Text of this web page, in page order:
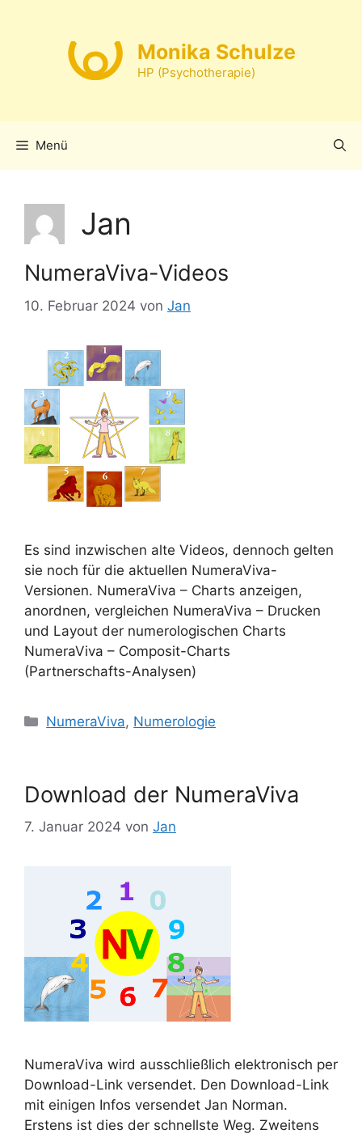
Monika Schulze
HP (Psychotherapie)
Menü
Jan
NumeraViva-Videos
10. Februar 2024 von Jan
Es sind inzwischen alte Videos, dennoch gelten
sie noch für die aktuellen NumeraViva-
Versionen. NumeraViva – Charts anzeigen,
anordnen, vergleichen NumeraViva – Drucken
und Layout der numerologischen Charts
NumeraViva – Composit-Charts
(Partnerschafts-Analysen)
Kategorien
NumeraViva, Numerologie
Download der NumeraViva
7. Januar 2024 von Jan
NumeraViva wird ausschließlich elektronisch per
Download-Link versendet. Den Download-Link
mit einigen Infos versendet Jan Norman.
Erstens ist dies der schnellste Weg. Zweitens